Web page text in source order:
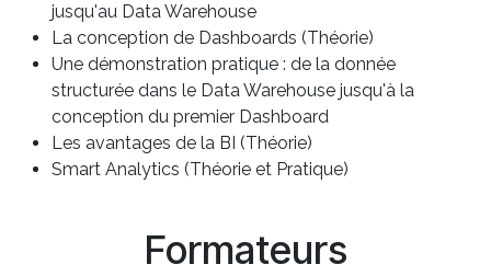
jusqu'au Data Warehouse
La conception de Dashboards (Théorie)
Une démonstration pratique : de la donnée
structurée dans le Data Warehouse jusqu'à la
conception du premier Dashboard
Les avantages de la BI (Théorie)
Smart Analytics (Théorie et Pratique)
Formateurs